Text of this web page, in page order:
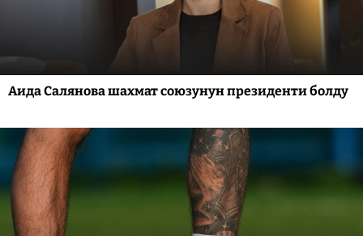
Аида Салянова шахмат союзунун президенти болду